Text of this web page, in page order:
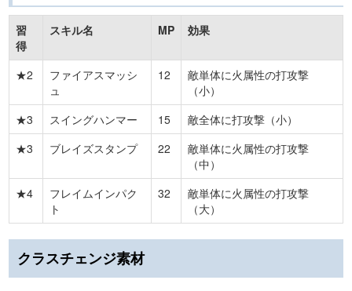
習
得
スキル名 MP 効果
★2
ファイアスマッシ
ュ
12
敵単体に火属性の打攻撃
（小）
★3
スイングハンマー 15
敵全体に打攻撃（小）
★3
ブレイズスタンプ 22
敵単体に火属性の打攻撃
（中）
★4
フレイムインパク
ト
32
敵単体に火属性の打攻撃
（大）
クラスチェンジ素材